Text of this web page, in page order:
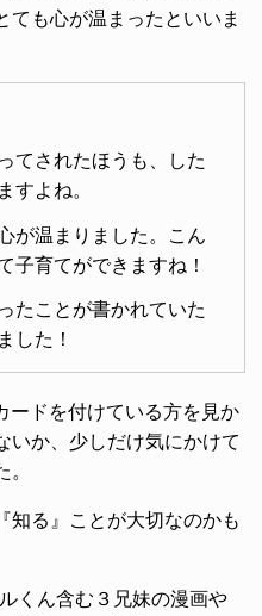
ても心が温まったといいま
てされたほうも、した
すよね。
が温まりました。こん
子育てができますね！
たことが書かれていた
した！
ードを付けている方を見か
いか、少しだけ気にかけて
知る』ことが大切なのかも
くん含む３兄妹の漫画や